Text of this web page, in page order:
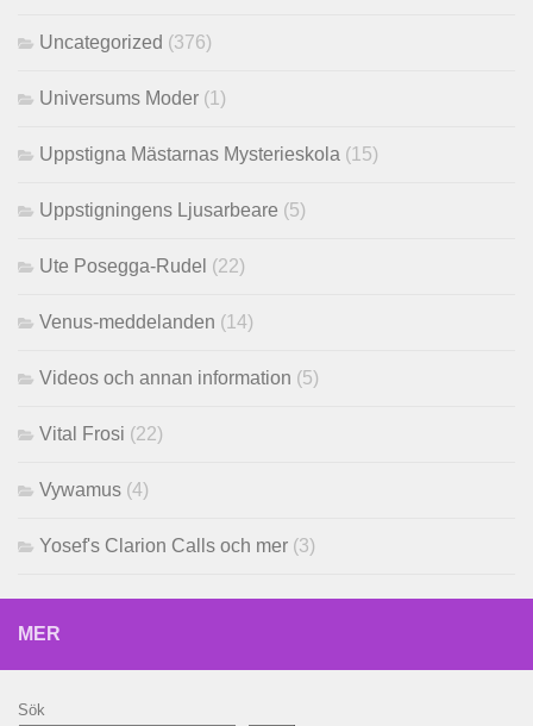
Uncategorized (376)
Universums Moder (1)
Uppstigna Mästarnas Mysterieskola (15)
Uppstigningens Ljusarbeare (5)
Ute Posegga-Rudel (22)
Venus-meddelanden (14)
Videos och annan information (5)
Vital Frosi (22)
Vywamus (4)
Yosef's Clarion Calls och mer (3)
MER
Sök